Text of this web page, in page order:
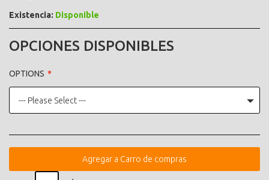
Existencia: Disponible
OPCIONES DISPONIBLES
OPTIONS
--- Please Select ---
Agregar a Carro de compras